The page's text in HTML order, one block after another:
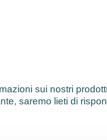
sui nostri
saremo lieti di